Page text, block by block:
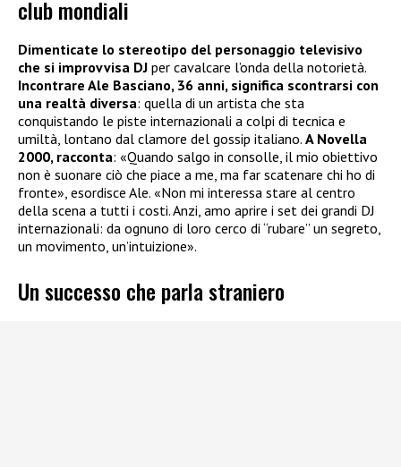
club mondiali
Dimenticate lo stereotipo del personaggio televisivo
che si improvvisa DJ per cavalcare l’onda della notorietà.
Incontrare Ale Basciano, 36 anni, significa scontrarsi con
una realtà diversa: quella di un artista che sta
conquistando le piste internazionali a colpi di tecnica e
umiltà, lontano dal clamore del gossip italiano. A Novella
2000, racconta: «Quando salgo in consolle, il mio obiettivo
non è suonare ciò che piace a me, ma far scatenare chi ho di
fronte», esordisce Ale. «Non mi interessa stare al centro
della scena a tutti i costi. Anzi, amo aprire i set dei grandi DJ
internazionali: da ognuno di loro cerco di “rubare” un segreto,
un movimento, un’intuizione».
Un successo che parla straniero